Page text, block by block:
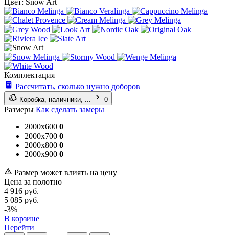
Комплектация
Рассчитать, сколько нужно доборов
Коробка, наличники, ... 0
Размеры Как сделать замеры
2000x600 0
2000x700 0
2000x800 0
2000x900 0
Размер может влиять на цену
Цена за полотно
4 916 руб.
5 085 руб.
-3%
В корзине
Перейти